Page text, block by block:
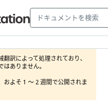
訳によって処理されており、
ありません。
およそ 1 ～ 2 週間で公開されま